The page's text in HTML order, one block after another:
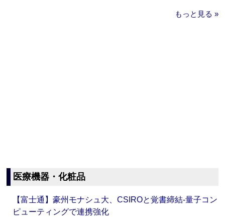
もっと見る »
医療機器・化粧品
【富士通】豪州モナシュ大、CSIROと覚書締結‐量子コン
ピューティングで連携強化